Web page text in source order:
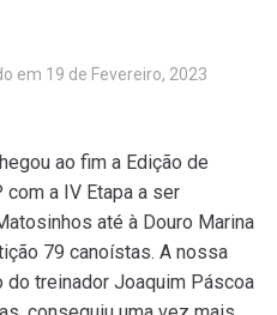
em 19 de Fevereiro, 2023
ao fim a Edição de
a IV Etapa a ser
até à Douro Marina
79 canoístas. A nossa
do treinador Joaquim Páscoa